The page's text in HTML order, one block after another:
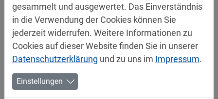
gesammelt und ausgewertet. Das Einverständnis
in die Verwendung der Cookies können Sie
jederzeit widerrufen. Weitere Informationen zu
Cookies auf dieser Website finden Sie in unserer
Datenschutzerklärung und zu uns im Impressum.
Einstellungen